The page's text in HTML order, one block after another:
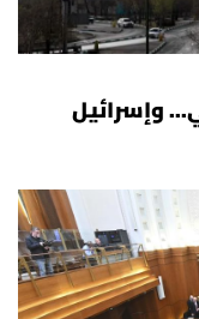
وإسرائيل